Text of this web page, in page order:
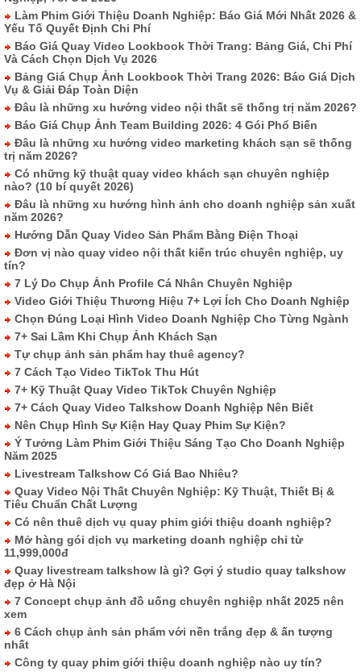
Làm Phim Giới Thiệu Doanh Nghiệp: Báo Giá Mới Nhất 2026 &
Yếu Tố Quyết Định Chi Phí
Báo Giá Quay Video Lookbook Thời Trang: Bảng Giá, Chi Phí
Và Cách Chọn Dịch Vụ 2026
Bảng Giá Chụp Ảnh Lookbook Thời Trang 2026: Báo Giá Dịch
Vụ & Giải Đáp Toàn Diện
Đâu là những xu hướng video nội thất sẽ thống trị năm 2026?
Báo Giá Chụp Ảnh Team Building 2026: 4 Gói Phổ Biến
Đâu là những xu hướng video marketing khách sạn sẽ thống
trị năm 2026?
Có những kỹ thuật quay video khách sạn chuyên nghiệp
nào? (10 bí quyết 2026)
Đâu là những xu hướng hình ảnh cho doanh nghiệp sản xuất
năm 2026?
Hướng Dẫn Quay Video Sản Phẩm Bằng Điện Thoại
Đơn vị nào quay video nội thất kiến trúc chuyên nghiệp, uy
tín?
7 Lý Do Chụp Ảnh Profile Cá Nhân Chuyên Nghiệp
Video Giới Thiệu Thương Hiệu 7+ Lợi Ích Cho Doanh Nghiệp
Chọn Đúng Loại Hình Video Doanh Nghiệp Cho Từng Ngành
7+ Sai Lầm Khi Chụp Ảnh Khách Sạn
Tự chụp ảnh sản phẩm hay thuê agency?
7 Cách Tạo Video TikTok Thu Hút
7+ Kỹ Thuật Quay Video TikTok Chuyên Nghiệp
7+ Cách Quay Video Talkshow Doanh Nghiệp Nên Biết
Nên Chụp Hình Sự Kiện Hay Quay Phim Sự Kiện?
Ý Tưởng Làm Phim Giới Thiệu Sáng Tạo Cho Doanh Nghiệp
Năm 2025
Livestream Talkshow Có Giá Bao Nhiêu?
Quay Video Nội Thất Chuyên Nghiệp: Kỹ Thuật, Thiết Bị &
Tiêu Chuẩn Chất Lượng
Có nên thuê dịch vụ quay phim giới thiệu doanh nghiệp?
Mở hàng gói dịch vụ marketing doanh nghiệp chỉ từ
11,999,000đ
Quay livestream talkshow là gì? Gợi ý studio quay talkshow
đẹp ở Hà Nội
7 Concept chụp ảnh đồ uống chuyên nghiệp nhất 2025 nên
xem
6 Cách chụp ảnh sản phẩm với nền trắng đẹp & ấn tượng
nhất
Công ty quay phim giới thiệu doanh nghiệp nào uy tín?